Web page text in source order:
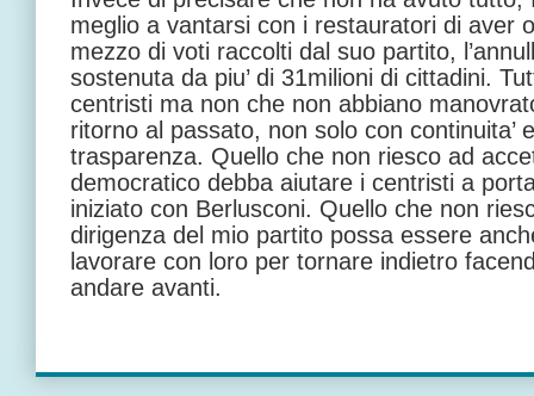
meglio a vantarsi con i restauratori di aver
mezzo di voti raccolti dal suo partito,
sostenuta da piu’ di 31milioni di cittadini.
centristi ma non che non abbiano
ritorno al passato, non solo con continuita’
trasparenza. Quello che non riesco ad
democratico debba aiutare i centristi a
iniziato con Berlusconi. Quello che non
dirigenza del mio partito possa essere
lavorare con loro per tornare indietro
andare avanti.